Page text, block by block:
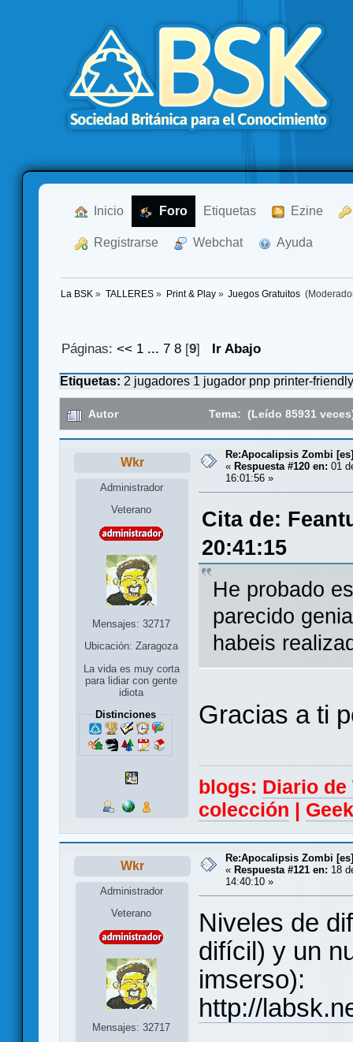
Inicio Foro Etiquetas Ezine
Registrarse Webchat Ayuda
La BSK » TALLERES» Print & Play» Juegos Gratuitos
Páginas:<< 1 ...7 8 [9] Ir Abajo
Etiquetas: 2 jugadores 1 jugador pnp printer-friendly
Autor Tema: (Leído 85931
Wkr
Administrador
Veterano
Mensajes: 32717
Ubicación: Zaragoza
La vida es muy corta
para lidiar con gente
idiota
Distinciones
Re:Apocalipsis Zombi [es]
« Respuesta #120 en: 01
16:01:56 »
Cita de:
20:41:15
He probado
parecido
habeis
Gracias a ti
blogs: Diario
colección
Wkr
Administrador
Veterano
Mensajes: 32717
Re:Apocalipsis Zombi [es]
« Respuesta #121 en: 18
14:40:10 »
Niveles de
difícil) y un
imserso):
http://